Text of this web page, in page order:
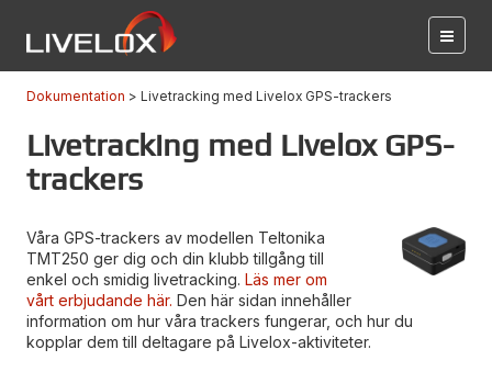
Dokumentation Livetracking med Livelox GPS-trackers
Livetracking med Livelox GPS-
trackers
Våra GPS-trackers av modellen Teltonika
TMT250 ger dig och din klubb tillgång till
enkel och smidig livetracking. Läs mer om
vårt erbjudande här. Den här sidan innehåller
information om hur våra trackers fungerar, och hur du
kopplar dem till deltagare på Livelox-aktiviteter.